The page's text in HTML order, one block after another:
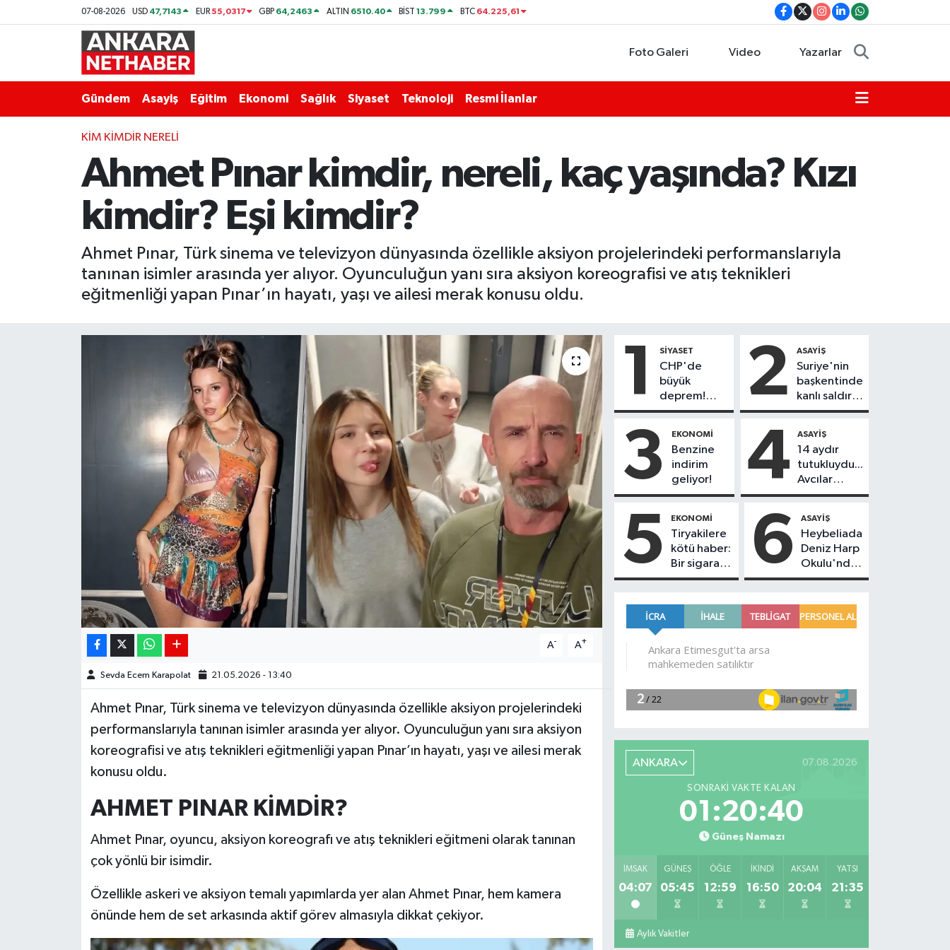
07-08-2026 USD 47,7143 EUR55,0317 GBP 64,2463 ALTIN 6510.40 BİST13.799 BTC 64.225,61
Foto Galeri Video Yazarlar
Gündem Asayiş Eğitim Ekonomi Sağlık Siyaset Teknoloji Resmi İlanlar
KIM KIMDIR NERELI
Ahmet Pınar kimdir, nereli, kaç yaşında? Kızı
kimdir? Eşi kimdir?
Ahmet Pınar, Türk sinema ve televizyon dünyasında özellikle aksiyon projelerindeki performanslarıyla
tanınan isimler arasında yer alıyor. Oyunculuğun yanı sıra aksiyon koreografisi ve atış teknikleri
eğitmenliği yapan Pınar’ın hayatı, yaşı ve ailesi merak konusu oldu.
A- A+
Sevda Ecem Karapolat 21.05.2026 - 13:40
Ahmet Pınar, Türk sinema ve televizyon dünyasında özellikle aksiyon projelerindeki
performanslarıyla tanınan isimler arasında yer alıyor. Oyunculuğun yanı sıra aksiyon
koreografisi ve atış teknikleri eğitmenliği yapan Pınar’ın hayatı, yaşı ve ailesi merak
konusu oldu.
AHMET PINAR KİMDİR?
Ahmet Pınar, oyuncu, aksiyon koreografı ve atış teknikleri eğitmeni olarak tanınan
çok yönlü bir isimdir.
Özellikle askeri ve aksiyon temalı yapımlarda yer alan Ahmet Pınar, hem kamera
önünde hem de set arkasında aktif görev almasıyla dikkat çekiyor.
1 SIYASET
CHP'de
büyük
deprem!
230
başkanı Yeni
Parti'ye
geçiyor
2 ASAYIŞ
Suriye'nin
başkentinde
kanlı saldırı!
Yolcu
çok sayıda
ölü ve yaralı
var
3 EKONOMI
Benzine
indirim
geliyor!
4 ASAYIŞ
14 aydır
tutukluydu...
Avcılar
Belediye
Utku Caner
Çankaya
tahliye
edildi!
5 EKONOMI
Tiryakilere
kötü haber:
Bir sigara
grubuna
geldi!
6 ASAYIŞ
Heybeliada
Deniz Harp
Okulu'nda
korkutan
Alevlere
müdahale
ANKARA 07.08.2026
SONRAKI VAKTE KALAN
01:20:39
Güneş Namazı
İMSAK
04:07
GÜNEŞ
05:45
ÖĞLE
12:59
İKINDI
16:50
AKŞAM
20:04
YATSI
21:35
Aylık Vakitler
Ekonomi
Gündem
Resmi İlanlar
Ankara Hava Durumu
Tüm Manşetler
Son Dakika Haberleri